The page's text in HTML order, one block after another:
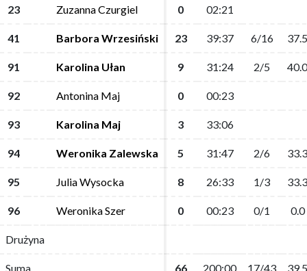
23 Zuzanna Czurgiel 0 02:21
41 Barbora Wrzesiński 23 39:37 6/16 37.5
91 Karolina Ułan 9 31:24 2/5 40.0
92 Antonina Maj 0 00:23
93 Karolina Maj 3 33:06
94 Weronika Zalewska 5 31:47 2/6 33.3
95 Julia Wysocka 8 26:33 1/3 33.3
96 Weronika Szer 0 00:23 0/1 0.0
Drużyna
Suma 66 200:00 17/43 39,5
23 Zuzanna Czurgiel 0 02:21
41 Barbora Wrzesiński 23 39:37 6/16 37.5
91 Karolina Ułan 9 31:24 2/5 40.0
92 Antonina Maj 0 00:23
93 Karolina Maj 3 33:06
94 Weronika Zalewska 5 31:47 2/6 33.3
95 Julia Wysocka 8 26:33 1/3 33.3
96 Weronika Szer 0 00:23 0/1 0.0
Drużyna
Suma 66 200:00 17/43 39,5